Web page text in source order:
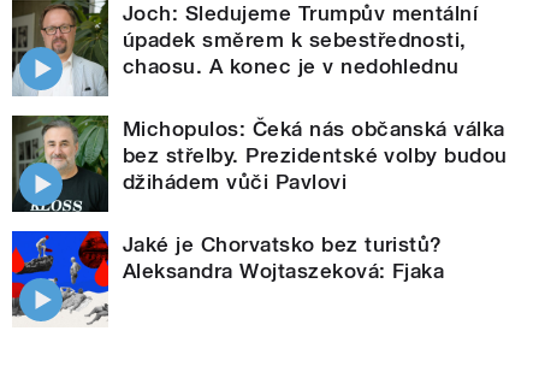
Joch: Sledujeme Trumpův mentální
úpadek směrem k sebestřednosti,
chaosu. A konec je v nedohlednu
Michopulos: Čeká nás občanská válka
bez střelby. Prezidentské volby budou
džihádem vůči Pavlovi
Jaké je Chorvatsko bez turistů?
Aleksandra Wojtaszeková: Fjaka